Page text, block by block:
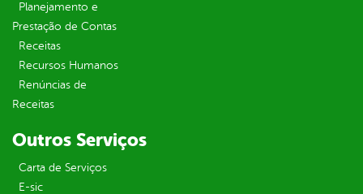
Planejamento e
Prestação de Contas
Receitas
Recursos Humanos
Renúncias de
Receitas
Outros Serviços
Carta de Serviços
E-sic